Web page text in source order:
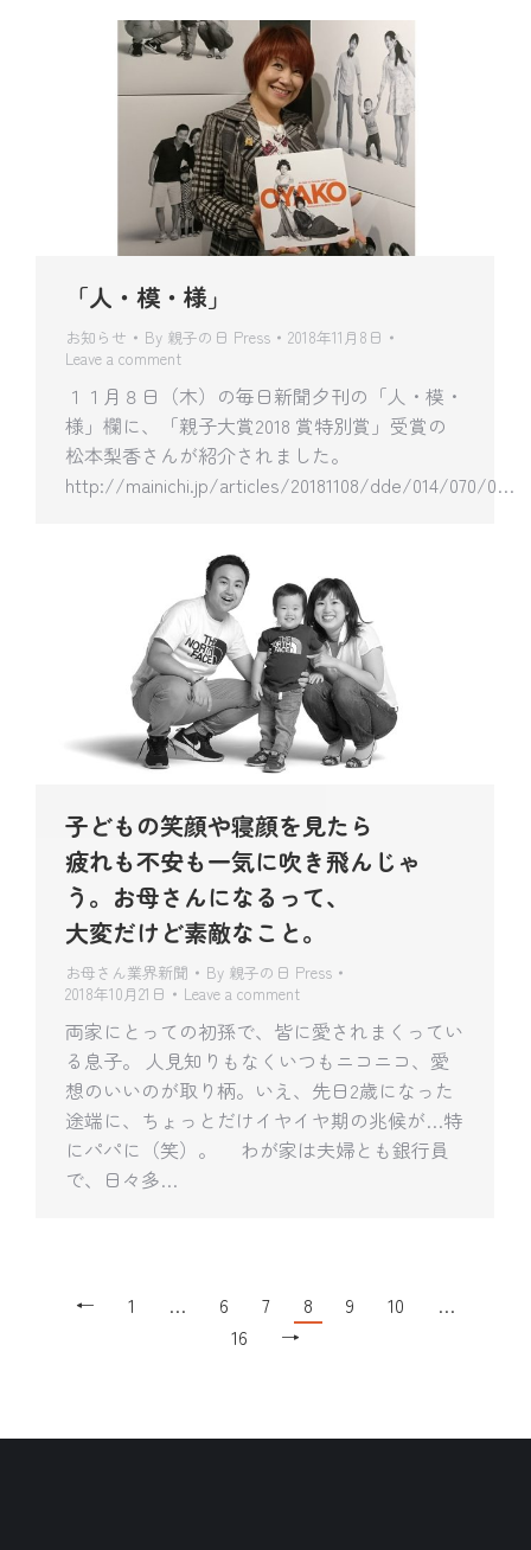
「人・模・様」
お知らせ By 親子の日 Press
2018年11月8日
Leave a comment
１１月８日（木）の毎日新聞夕刊の「人・模・
様」欄に、「親子大賞2018 賞特別賞」受賞の
松本梨香さんが紹介されました。
http://mainichi.jp/articles/20181108/dde/014/070/0…
子どもの笑顔や寝顔を見たら
疲れも不安も一気に吹き飛んじゃ
う。お母さんになるって、
大変だけど素敵なこと。
お母さん業界新聞 By 親子の日 Press
2018年10月21日
Leave a comment
両家にとっての初孫で、皆に愛されまくってい
る息子。 人見知りもなくいつもニコニコ、愛
想のいいのが取り柄。いえ、先日2歳になった
途端に、ちょっとだけイヤイヤ期の兆候が…特
にパパに（笑）。 わが家は夫婦とも銀行員
で、日々多…
← 1 … 6 7 8 9 10
…
16
→